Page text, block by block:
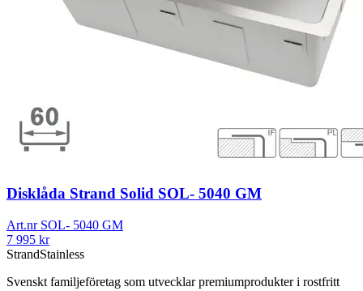
Disklåda Strand Solid SOL- 5040 GM
Art.nr SOL- 5040 GM
7 995 kr
StrandStainless
Svenskt familjeföretag som utvecklar premiumprodukter i rostfritt